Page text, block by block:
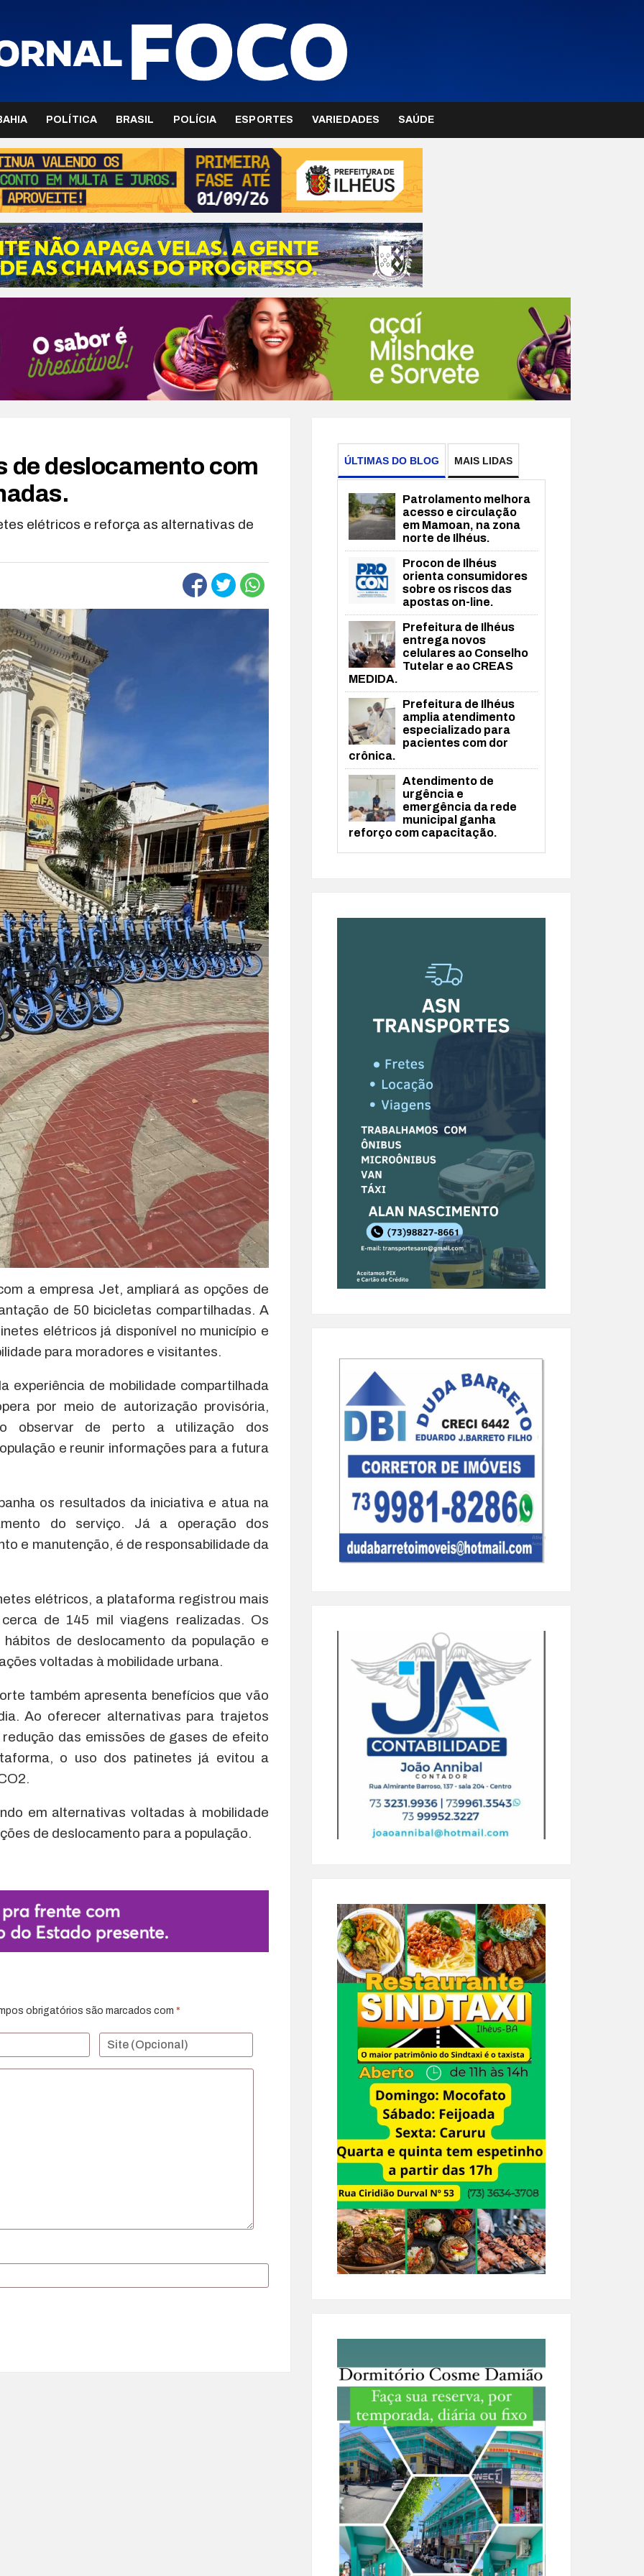
POLÍTICA BRASIL POLÍCIA ESPORTES VARIEDADES SAÚDE
de deslocamento com
elétricos e reforça as alternativas de
a empresa Jet, ampliará as opções de
de 50 bicicletas compartilhadas. A
elétricos já disponível no município e
para moradores e visitantes.
experiência de mobilidade compartilhada
por meio de autorização provisória,
observar de perto a utilização dos
e reunir informações para a futura
os resultados da iniciativa e atua na
do serviço. Já a operação dos
e manutenção, é de responsabilidade da
elétricos, a plataforma registrou mais
de 145 mil viagens realizadas. Os
de deslocamento da população e
voltadas à mobilidade urbana.
também apresenta benefícios que vão
Ao oferecer alternativas para trajetos
das emissões de gases de efeito
o uso dos patinetes já evitou a
em alternativas voltadas à mobilidade
de deslocamento para a população.
obrigatórios são marcados com *
ÚLTIMAS DO BLOG MAIS LIDAS
Patrolamento melhora
acesso e circulação
em Mamoan, na zona
norte de Ilhéus.
Procon de Ilhéus
orienta consumidores
sobre os riscos das
apostas on-line.
Prefeitura de Ilhéus
entrega novos
celulares ao Conselho
Tutelar e ao CREAS
MEDIDA.
Prefeitura de Ilhéus
amplia atendimento
especializado para
pacientes com dor
crônica.
Atendimento de
urgência e
emergência da rede
municipal ganha
reforço com capacitação.